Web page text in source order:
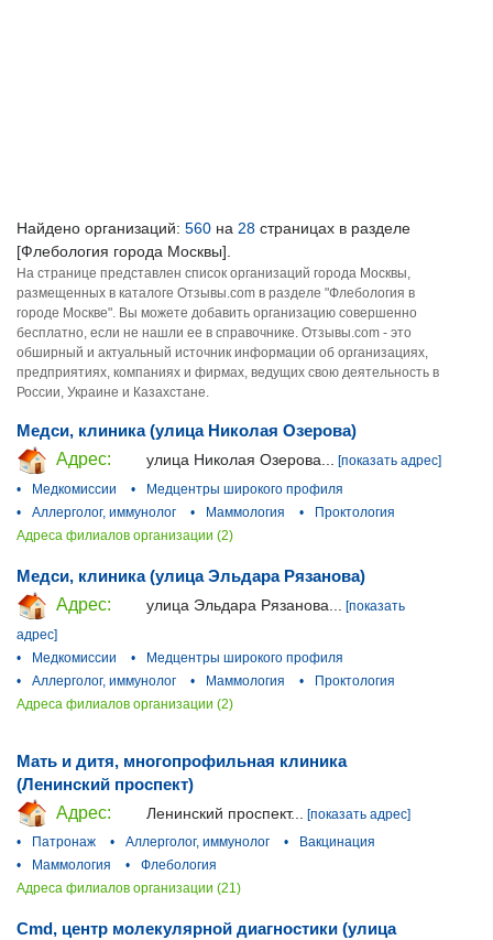
Найдено организаций: 560 на 28 страницах в разделе
[Флебология города Москвы].
На странице представлен список организаций города Москвы,
размещенных в каталоге Отзывы.com в разделе "Флебология в
городе Москве". Вы можете добавить организацию совершенно
бесплатно, если не нашли ее в справочнике. Отзывы.com - это
обширный и актуальный источник информации об организациях,
предприятиях, компаниях и фирмах, ведущих свою деятельность в
России, Украине и Казахстане.
Медси, клиника (улица Николая Озерова)
Адрес:
улица Николая Озерова...
[показать адрес]
•
Медкомиссии •
Медцентры широкого профиля
•
Аллерголог, иммунолог • Маммология •
Проктология
Адреса филиалов организации (2)
Медси, клиника (улица Эльдара Рязанова)
Адрес:
улица Эльдара Рязанова...
[показать
адрес]
•
Медкомиссии •
Медцентры широкого профиля
•
Аллерголог, иммунолог • Маммология •
Проктология
Адреса филиалов организации (2)
Мать и дитя, многопрофильная клиника
(Ленинский проспект)
Адрес:
Ленинский проспект...
[показать адрес]
•
Патронаж • Аллерголог, иммунолог •
Вакцинация
•
Маммология •
Флебология
Адреса филиалов организации (21)
Cmd, центр молекулярной диагностики (улица